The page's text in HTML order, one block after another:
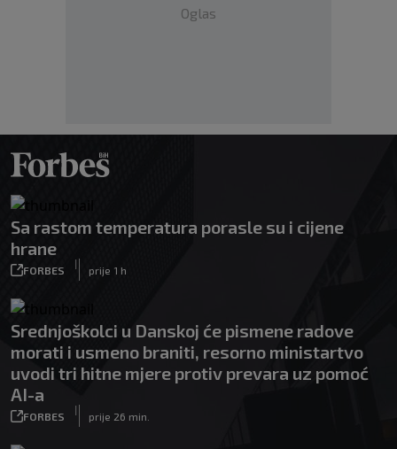
Oglas
Sa rastom temperatura porasle su i cijene
hrane
FORBES
|
prije 1 h
Srednjoškolci u Danskoj će pismene radove
morati i usmeno braniti, resorno ministartvo
uvodi tri hitne mjere protiv prevara uz pomoć
AI-a
FORBES
|
prije 26 min.